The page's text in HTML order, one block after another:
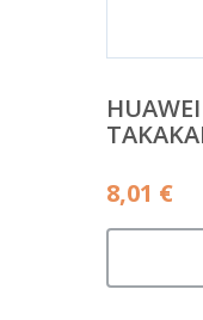
8,01 €